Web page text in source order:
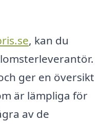
, kan du
ger en översikt
är lämpliga för
av de